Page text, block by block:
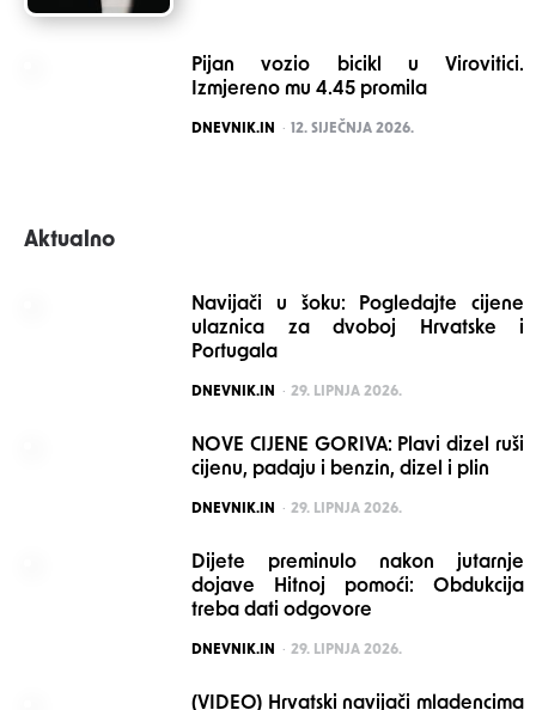
Pijan vozio bicikl u Virovitici.
Izmjereno mu 4.45 promila
POSTED
DNEVNIK.IN 12. SIJEČNJA 2026.
Aktualno
Navijači u šoku: Pogledajte cijene
ulaznica za dvoboj Hrvatske i
Portugala
POSTED
DNEVNIK.IN 29. LIPNJA 2026.
NOVE CIJENE GORIVA: Plavi dizel ruši
cijenu, padaju i benzin, dizel i plin
POSTED
DNEVNIK.IN 29. LIPNJA 2026.
Dijete preminulo nakon jutarnje
dojave Hitnoj pomoći: Obdukcija
treba dati odgovore
POSTED
DNEVNIK.IN 29. LIPNJA 2026.
(VIDEO) Hrvatski navijači mladencima